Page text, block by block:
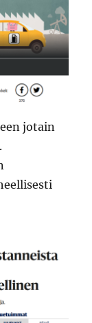
jotain